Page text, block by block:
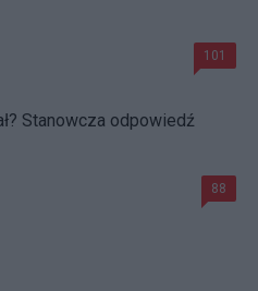
101
Stanowcza odpowiedź
88